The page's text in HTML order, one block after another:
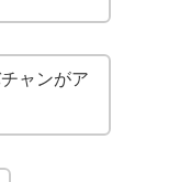
ャンがア